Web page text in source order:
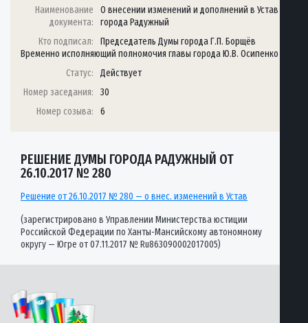
Наименование
документа:
О внесении изменений и дополнений в Устав
города Радужный
Кто подписал:
Председатель Думы города Г.П. Борщёв
Временно исполняющий полномочия главы города Ю.В. Осипенко
Статус:
Действует
Номер заседания:
30
Номер созыва:
6
РЕШЕНИЕ ДУМЫ ГОРОДА РАДУЖНЫЙ ОТ
26.10.2017 № 280
Решение от 26.10.2017 № 280 — о внес. изменений в Устав
(зарегистрировано в Управлении Министерства юстиции
Российской Федерации по Ханты-Мансийскому автономному
округу — Югре от 07.11.2017 № Ru863090002017005)